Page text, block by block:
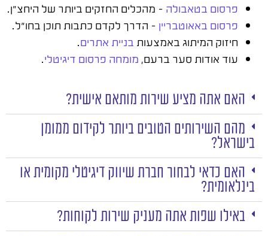
פרסום בטאבולה – מהכלים החזקים ביותר של היחצ"ן.
פרסום באאוטבריין – הדרך לקדם כתבות תוכן בחו"ל.
חיזוק המיתוג באמצעות בניית אתרים.
עוד אודות סער ברעם, מומחה פרסום דיגיטלי.
האם אתה מציע שירות מותאם אישית?
מהם השירותים הטובים ביותר לקידום ממומן
בישראל?
האם כדאי לבחור חברת שיווק דיגיטלי מקומית או
בינלאומית?
באילו שפות אתה מעניק שירות לקוחות?